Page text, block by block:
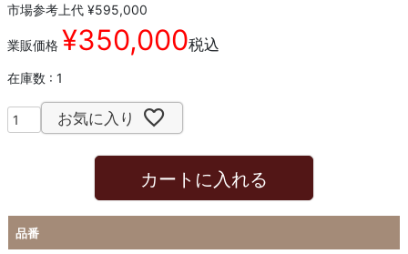
市場参考上代 ¥595,000
業販価格 ¥350,000税込
在庫数 1
お気に入り
カートに入れる
品番